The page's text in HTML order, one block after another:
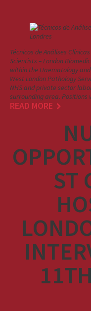
Técnicos de Análises
Scientists – London
within the Haematology
West London Pathology
NHS and private sector
surrounding area.
READ MORE
ST